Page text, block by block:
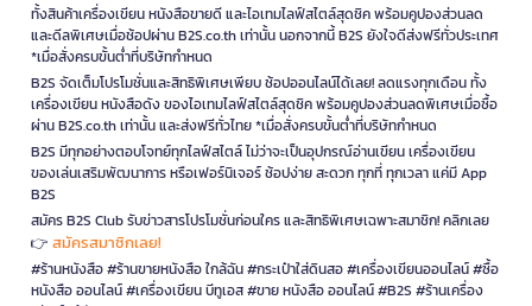
ทั้งสินค้าเครื่องเขียน หนังสือขายดี และไอเทมไลฟ์สไตล์สุดชิค พร้อมคูปองส่วนลด
และดีลพิเศษเมื่อช้อปผ่าน B2S.co.th เท่านั้น นอกจากนี้ B2S ยังใจดีส่งฟรีทั่วประเทศ
*เมื่อสั่งครบขั้นต่ำที่บริษัทกำหนด
B2S จัดเต็มโปรโมชั่นและสิทธิพิเศษเพียบ ช้อปออนไลน์ได้เลย! ลดแรงทุกเดือน ทั้ง
เครื่องเขียน หนังสือดัง ของไอเทมไลฟ์สไตล์สุดชิค พร้อมคูปองส่วนลดพิเศษเมื่อซื้อ
ผ่าน B2S.co.th เท่านั้น และส่งฟรีทั่วไทย *เมื่อสั่งครบขั้นต่ำที่บริษัทกำหนด
B2S มีทุกอย่างตอบโจทย์ทุกไลฟ์สไตล์ ไม่ว่าจะเป็นอุปกรณ์อ่านเขียน เครื่องเขียน
ของเล่นเสริมพัฒนาการ หรือเฟอร์นิเจอร์ ช้อปง่าย สะดวก ทุกที่ ทุกเวลา แค่มี App
B2S
สมัคร B2S Club รับข่าวสารโปรโมชั่นก่อนใคร และสิทธิพิเศษเฉพาะสมาชิก! คลิกเลย
👉 สมัครสมาชิกเลย!
#ร้านหนังสือ #ร้านขายหนังสือ ใกล้ฉัน #กระเป๋าใส่ดินสอ #เครื่องเขียนออนไลน์ #ซื้อ
หนังสือ ออนไลน์ #เครื่องเขียน บีทูเอส #ขาย หนังสือ ออนไลน์ #B2S #ร้านเครื่อง